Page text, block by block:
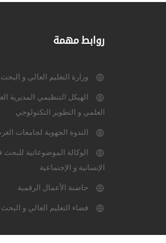
روابط مهمة
وزارة التعليم العالي و
الهيكل التنظيمي المديرية
العلمي و التطوير التكنولوجي
الندوة الجهوية لجامعات
الوكالة الموضوعاتية للبحث
الإنسانية و الإجتماعية
حاضنة الأعمال الرقمية
فضاء التعليم العالي و